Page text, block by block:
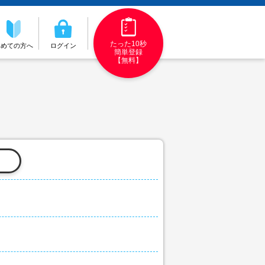
ての方へ ログイン
たった10秒
簡単登録
【無料】